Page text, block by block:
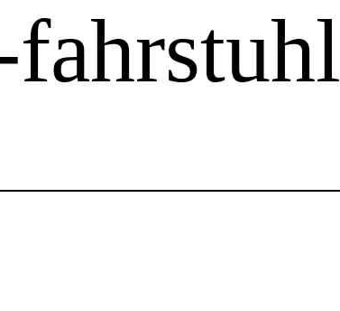
fahrstuhl